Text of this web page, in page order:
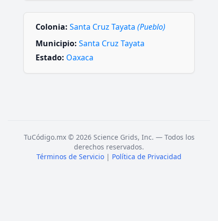
Colonia: Santa Cruz Tayata (Pueblo)
Municipio: Santa Cruz Tayata
Estado: Oaxaca
TuCódigo.mx © 2026 Science Grids, Inc. — Todos los
derechos reservados.
Términos de Servicio | Política de Privacidad